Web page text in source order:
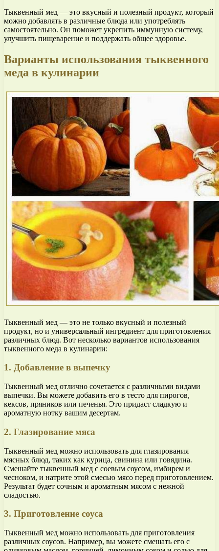
Тыквенный мед — это вкусный и полезный продукт, который
можно добавлять в различные блюда или употреблять
самостоятельно. Он поможет укрепить иммунную систему,
улучшить пищеварение и поддержать общее здоровье.
Варианты использования тыквенного
меда в кулинарии
Тыквенный мед — это не только вкусный и полезный
продукт, но и универсальный ингредиент для приготовления
различных блюд. Вот несколько вариантов использования
тыквенного меда в кулинарии:
1. Добавление в выпечку
Тыквенный мед отлично сочетается с различными видами
выпечки. Вы можете добавить его в тесто для пирогов,
кексов, пряников или печенья. Это придаст сладкую и
ароматную нотку вашим десертам.
2. Глазирование мяса
Тыквенный мед можно использовать для глазирования
мясных блюд, таких как курица, свинина или говядина.
Смешайте тыквенный мед с соевым соусом, имбирем и
чесноком, и натрите этой смесью мясо перед приготовлением.
Результат будет сочным и ароматным мясом с нежной
сладостью.
3. Приготовление соуса
Тыквенный мед можно использовать для приготовления
различных соусов. Например, вы можете смешать его с